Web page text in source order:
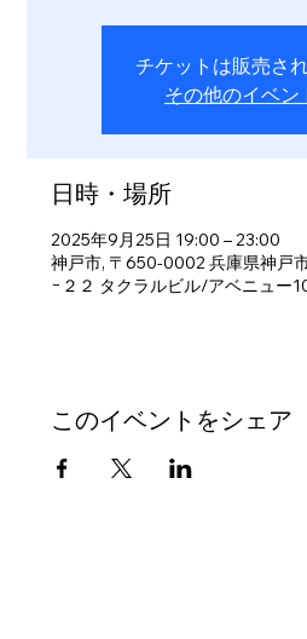
チケットは販売さ
その他のイベン
日時・場所
2025年9月25日 19:00 – 23:00
神戸市, 〒650-0002 兵庫県神戸
−２２ タクラルビル/アベニュー
このイベントをシェア